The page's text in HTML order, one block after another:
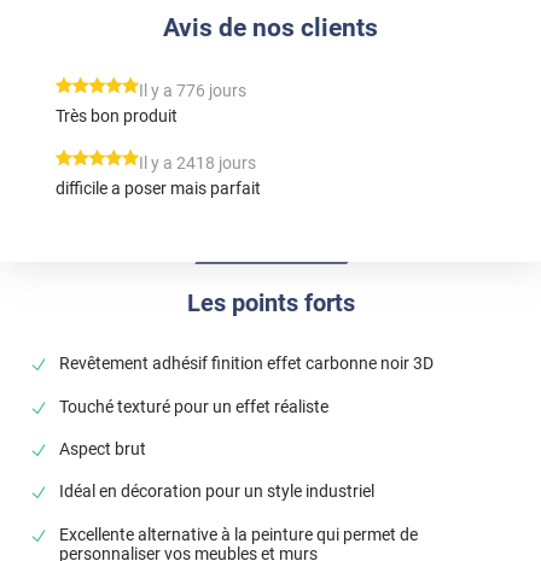
Les points forts
Revêtement adhésif finition effet carbonne noir 3D
Touché texturé pour un effet réaliste
Aspect brut
Idéal en décoration pour un style industriel
Excellente alternative à la peinture qui permet de
personnaliser vos meubles et murs
Avis de nos clients
*****
Il y a 776 jours
Très bon produit
*****
Il y a 2418 jours
difficile a poser mais parfait